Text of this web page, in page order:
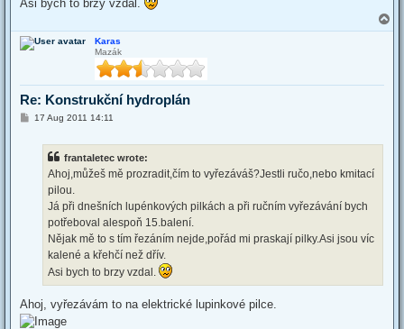
Asi bych to brzy vzdal.
o
Karas
Mazák
Re: Konstrukční hydroplán
P17 Aug 2011 14:11
frantaletec wrote:
Ahoj,můžeš mě prozradit,čím to vyřezáváš?Jestli ručo,nebo kmitací
pilou.
Já při dnešních lupénkových pilkách a při ručním vyřezávání bych
potřeboval alespoň 15.balení.
Nějak mě to s tím řezáním nejde,pořád mi praskají pilky.Asi jsou víc
kalené a křehčí než dřív.
Asi bych to brzy vzdal.
Ahoj, vyřezávám to na elektrické lupinkové pilce.